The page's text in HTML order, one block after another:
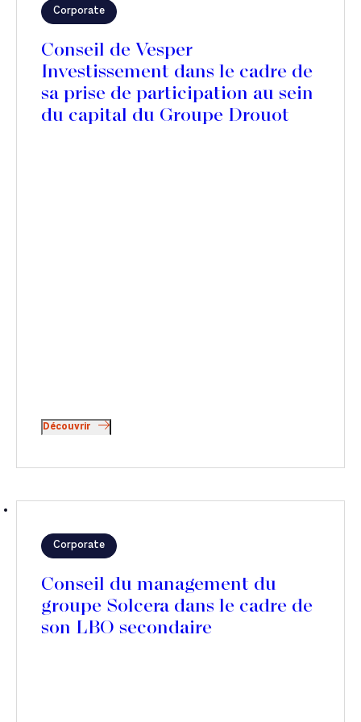
Corporate
Conseil de Vesper
Investissement dans le cadre de
sa prise de participation au sein
du capital du Groupe Drouot
Découvrir
Corporate
Conseil du management du
groupe Solcera dans le cadre de
son LBO secondaire